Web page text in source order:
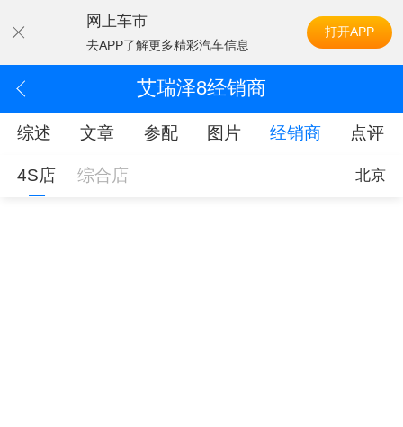
网上车市
去APP了解更多精彩汽车信息
打开APP
艾瑞泽8经销商
综述 文章 参配 图片 经销商 点评
4S店 综合店 北京